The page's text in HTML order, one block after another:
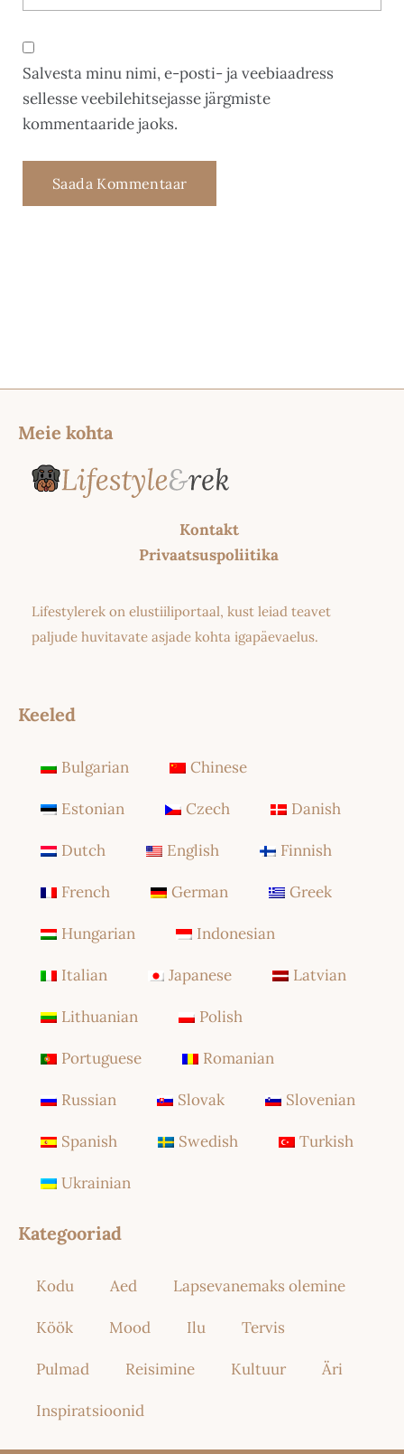
Salvesta minu nimi, e-posti- ja veebiaadress
sellesse veebilehitsejasse järgmiste
kommentaaride jaoks.
Meie kohta
Kontakt
Privaatsuspoliitika
Lifestylerek on elustiiliportaal, kust leiad teavet
paljude huvitavate asjade kohta igapäevaelus.
Keeled
Bulgarian Chinese
Estonian Czech Danish
Dutch English Finnish
French German Greek
Hungarian Indonesian
Italian Japanese Latvian
Lithuanian Polish
Portuguese Romanian
Russian Slovak Slovenian
Spanish Swedish Turkish
Ukrainian
Kategooriad
Kodu Aed Lapsevanemaks olemine
Köök Mood Ilu Tervis
Pulmad Reisimine Kultuur Äri
Inspiratsioonid